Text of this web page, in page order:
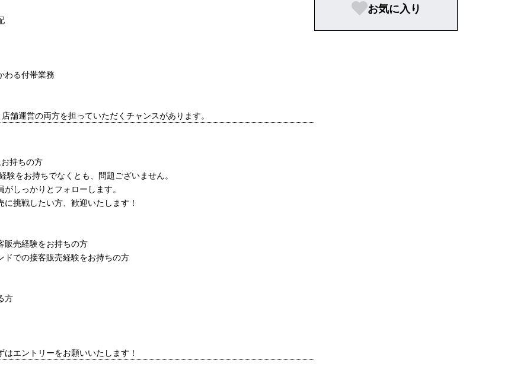
わる付帯業務
舗運営の両方を担っていただくチャンスがあります。
持ちの方
をお持ちでなくとも、問題ございません。
しっかりとフォローします。
挑戦したい方、歓迎いたします！
販売経験をお持ちの方
ドでの接客販売経験をお持ちの方
方
エントリーをお願いいたします！
お気に入り